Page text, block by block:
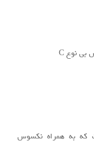
که به همراه نکسوس